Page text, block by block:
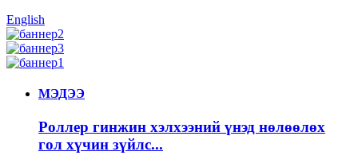
English
МЭДЭЭ
Роллер гинжин хэлхээний үнэд нөлөөлөх
гол хүчин зүйлс...